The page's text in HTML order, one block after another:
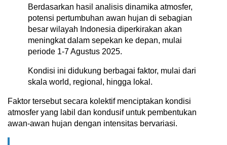
Berdasarkan hasil analisis dinamika atmosfer,
potensi pertumbuhan awan hujan di sebagian
besar wilayah Indonesia diperkirakan akan
meningkat dalam sepekan ke depan, mulai
periode 1-7 Agustus 2025.
Kondisi ini didukung berbagai faktor, mulai dari
skala world, regional, hingga lokal.
Faktor tersebut secara kolektif menciptakan kondisi
atmosfer yang labil dan kondusif untuk pembentukan
awan-awan hujan dengan intensitas bervariasi.